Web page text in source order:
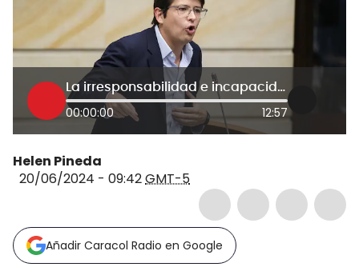
La irresponsabilidad e incapacidad del Gobierno frena la economía del país: Senador Uribe
00:00:00 12:57
Helen Pineda
20/06/2024 - 09:42GMT-5
Añadir Caracol Radio en Google